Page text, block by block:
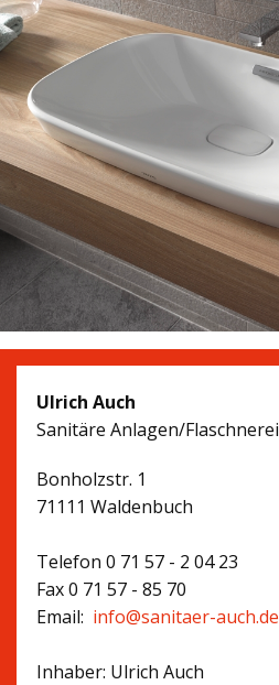
Ulrich Auch
Sanitäre Anlagen/Flaschnerei
Bonholzstr. 1
71111 Waldenbuch
Telefon 0 71 57 - 2 04 23
Fax 0 71 57 - 85 70
Email: info@sanitaer-auch.de
Inhaber: Ulrich Auch